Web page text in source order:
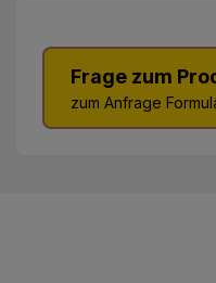
Frage zum
zum Anfrage